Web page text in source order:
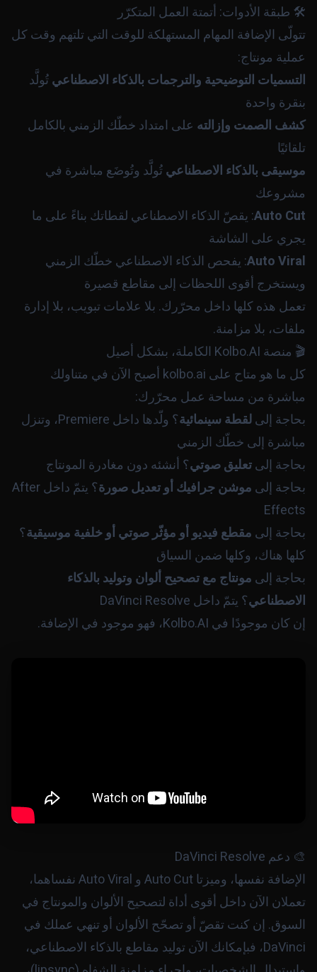
🛠️ طبقة الأدوات: أتمتة العمل المتكرّر
تتولّى الإضافة المهام المستهلكة للوقت التي تلتهم وقت كل
عملية مونتاج:
التسميات التوضيحية والترجمات بالذكاء الاصطناعيتُولَّد
بنقرة واحدة
كشف الصمت وإزالته على امتداد خطّك الزمني بالكامل
تلقائيًا
موسيقى بالذكاء الاصطناعيتُولَّد وتُوضَع مباشرة في
مشروعك
Auto Cut: يقصّ الذكاء الاصطناعي لقطاتك بناءً على ما
يجري على الشاشة
Auto Viral: يفحص الذكاء الاصطناعي خطّك الزمني
ويستخرج أقوى اللحظات إلى مقاطع قصيرة
تعمل هذه كلها داخل محرّرك. بلا علامات تبويب، بلا إدارة
ملفات، بلا مزامنة.
🎬 منصة Kolbo.AI الكاملة، بشكل أصيل
كل ما هو متاح على kolbo.ai أصبح الآن في متناولك
مباشرة من مساحة عمل محرّرك:
بحاجة إلىلقطة سينمائية
؟ ولّدها داخل Premiere، وتنزل
مباشرة إلى خطّك الزمني
بحاجة إلىتعليق صوتي؟ أنشئه دون مغادرة المونتاج
بحاجة إلى موشن جرافيك أو تعديل صورة
؟ يتمّ داخل After
Effects
بحاجة إلى مقطع فيديو أو مؤثّر صوتي أو خلفية موسيقية؟
كلها هناك، وكلها ضمن السياق
بحاجة إلى مونتاج مع تصحيح ألوان وتوليد بالذكاء
الاصطناعي؟ يتمّ داخل DaVinci Resolve
إن كان موجودًا في Kolbo.AI، فهو موجود في الإضافة.
🎨 دعم DaVinci Resolve
الإضافة نفسها، وميزتا Auto Cut و Auto Viral نفساهما،
تعملان الآن داخل أقوى أداة لتصحيح الألوان والمونتاج في
السوق. إن كنت تقصّ أو تصحّح الألوان أو تنهي عملك في
DaVinci، فبإمكانك الآن توليد مقاطع بالذكاء الاصطناعي،